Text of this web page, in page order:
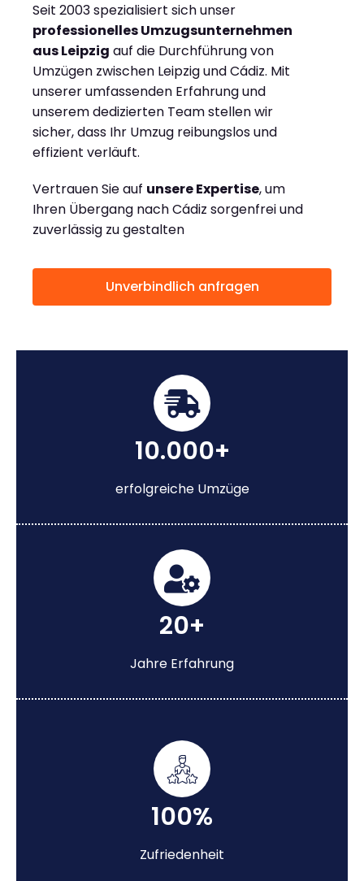
Seit 2003 spezialisiert sich unser
professionelles Umzugsunternehmen
aus Leipzig auf die Durchführung von
Umzügen zwischen Leipzig und Cádiz. Mit
unserer umfassenden Erfahrung und
unserem dedizierten Team stellen wir
sicher, dass Ihr Umzug reibungslos und
effizient verläuft.
Vertrauen Sie auf unsere Expertise, um
Ihren Übergang nach Cádiz sorgenfrei und
zuverlässig zu gestalten
Unverbindlich anfragen
10.000+
erfolgreiche Umzüge
20+
Jahre Erfahrung
100%
Zufriedenheit